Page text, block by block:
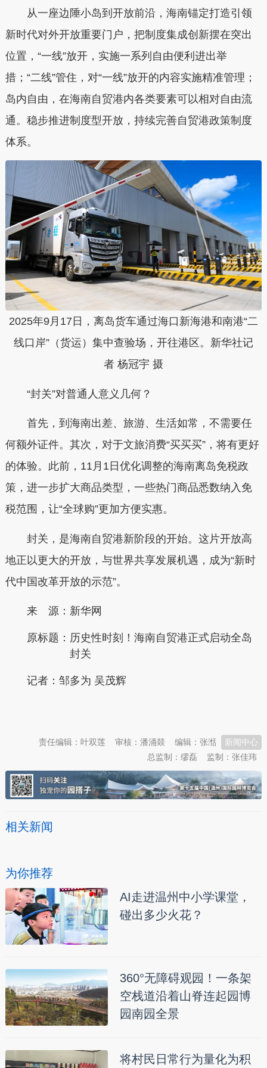
从一座边陲小岛到开放前沿，海南锚定打造引领
新时代对外开放重要门户，把制度集成创新摆在突出
位置，“一线”放开，实施一系列自由便利进出举
措；“二线”管住，对“一线”放开的内容实施精准管理；
岛内自由，在海南自贸港内各类要素可以相对自由流
通。稳步推进制度型开放，持续完善自贸港政策制度
体系。
2025年9月17日，离岛货车通过海口新海港和南港“二
线口岸”（货运）集中查验场，开往港区。新华社记
者 杨冠宇 摄
“封关”对普通人意义几何？
首先，到海南出差、旅游、生活如常，不需要任
何额外证件。其次，对于文旅消费“买买买”，将有更好
的体验。此前，11月1日优化调整的海南离岛免税政
策，进一步扩大商品类型，一些热门商品悉数纳入免
税范围，让“全球购”更加方便实惠。
封关，是海南自贸港新阶段的开始。这片开放高
地正以更大的开放，与世界共享发展机遇，成为“新时
代中国改革开放的示范”。
来 源：新华网
原标题： 历史性时刻！海南自贸港正式启动全岛
封关
记者：邹多为 吴茂辉
新闻中心
编辑：张湉
审核：潘涌燚
责任编辑：叶双莲
监制：张佳玮
总监制：缪磊
相关新闻
为你推荐
AI走进温州中小学课堂，
碰出多少火花？
360°无障碍观园！一条架
空栈道沿着山脊连起园博
园南园全景
将村民日常行为量化为积